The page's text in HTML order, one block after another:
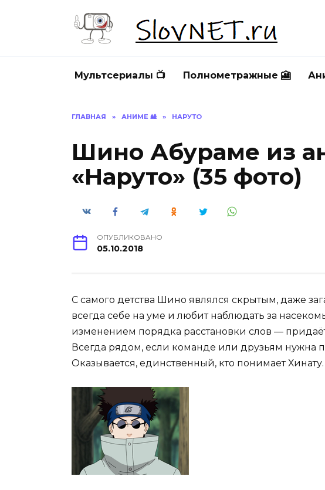
Мультсериалы 📺 Полнометражные 🎦
ГЛАВНАЯ » АНИМЕ 🎎 » НАРУТО
Шино Абураме из
«Наруто» (35 фото)
ОПУБЛИКОВАНО
05.10.2018
С самого детства Шино являлся скрытым, даже
всегда себе на уме и любит наблюдать за
изменением порядка расстановки слов —
Всегда рядом, если команде или друзьям нужна
Оказывается, единственный, кто понимает Хинату.